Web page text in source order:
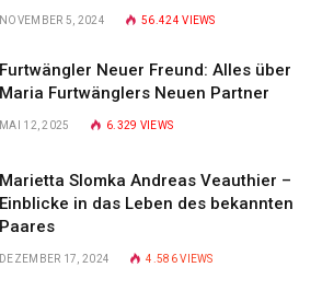
NOVEMBER 5, 2024 56.424VIEWS
Furtwängler Neuer Freund: Alles über
Maria Furtwänglers Neuen Partner
MAI 12, 2025 6.329 VIEWS
Marietta Slomka Andreas Veauthier –
Einblicke in das Leben des bekannten
Paares
DEZEMBER 17, 2024 4.586VIEWS